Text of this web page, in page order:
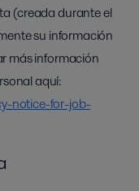
(creada durante el
su información
más información
aquí:
notice-for-job-